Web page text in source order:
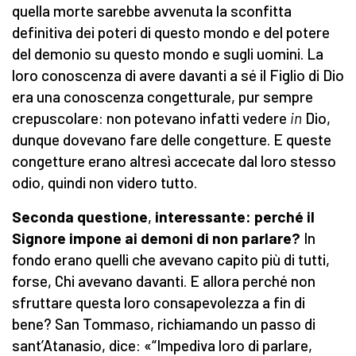
quella morte sarebbe avvenuta la sconfitta
definitiva dei poteri di questo mondo e del potere
del demonio su questo mondo e sugli uomini. La
loro conoscenza di avere davanti a sé il Figlio di Dio
era una conoscenza congetturale, pur sempre
crepuscolare: non potevano infatti vedere in Dio,
dunque dovevano fare delle congetture. E queste
congetture erano altresì accecate dal loro stesso
odio, quindi non videro tutto.
Seconda questione, interessante: perché il
Signore impone ai demoni di non parlare? In
fondo erano quelli che avevano capito più di tutti,
forse, Chi avevano davanti. E allora perché non
sfruttare questa loro consapevolezza a fin di
bene? San Tommaso, richiamando un passo di
sant’Atanasio, dice: «“Impediva loro di parlare,